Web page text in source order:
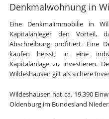
Denkmalwohnung in
Eine Denkmalimmobilie in
Kapitalanleger den Vorteil,
Abschreibung profitiert. Eine
kaufen heisst, in eine
Kapitalanlage zu investieren.
Wildeshausen gilt als sichere
Wildeshausen hat ca. 19.390
Oldenburg im Bundesland